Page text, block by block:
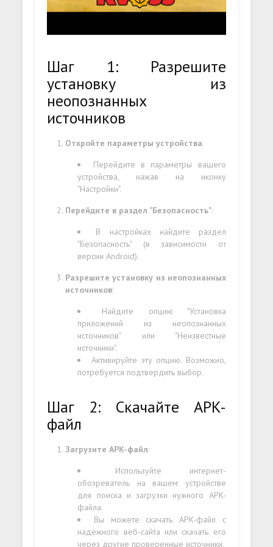
Шаг 1: Разрешите
установку из
неопознанных
источников
Откройте параметры устройства:
Перейдите в параметры вашего
устройства, нажав на иконку
"Настройки".
Перейдите в раздел "Безопасность":
В настройках найдите раздел
"Безопасность" (в зависимости от
версии Android).
Разрешите установку из неопознанных
источников:
Найдите опцию "Установка
приложений из неопознанных
источников" или "Неизвестные
источники".
Активируйте эту опцию. Возможно,
потребуется подтвердить выбор.
Шаг 2: Скачайте APK-
файл
Загрузите APK-файл:
Используйте интернет-
обозреватель на вашем устройстве
для поиска и загрузки нужного APK-
файла.
Вы можете скачать APK-файл с
надежного веб-сайта или скачать его
через другие проверенные источники.